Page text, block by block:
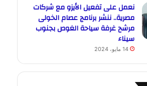
نعمل على تفعيل الأيزو مع شركات
مصرية.. ننشر برنامج عصام الخولى
مرشح غرفة سياحة الغوص بجنوب
سيناء
14 مايو، 2024